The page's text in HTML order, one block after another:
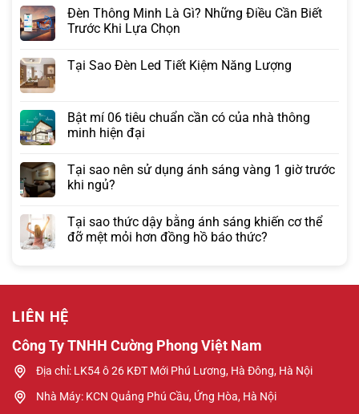
Đèn Thông Minh Là Gì? Những Điều Cần Biết
Trước Khi Lựa Chọn
Tại Sao Đèn Led Tiết Kiệm Năng Lượng
Bật mí 06 tiêu chuẩn cần có của nhà thông
minh hiện đại
Tại sao nên sử dụng ánh sáng vàng 1 giờ trước
khi ngủ?
Tại sao thức dậy bằng ánh sáng khiến cơ thể
đỡ mệt mỏi hơn đồng hồ báo thức?
LIÊN HỆ
Công Ty TNHH Cường Phong Việt Nam
Địa chỉ: LK54 ô 26 KĐT Mới Phú Lương, Hà Đông, Hà Nội
Nhà Máy: KCN Quảng Phú Cầu, Ứng Hòa, Hà Nội